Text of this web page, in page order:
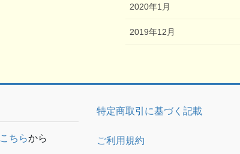
2020年1月
2019年12月
こちらから
特定商取引に基づく記載
ご利用規約